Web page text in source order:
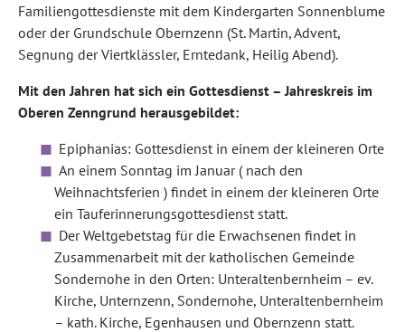
Familiengottesdienste mit dem Kindergarten Sonnenblume
oder der Grundschule Obernzenn (St. Martin, Advent,
Segnung der Viertklässler, Erntedank, Heilig Abend).
Mit den Jahren hat sich ein Gottesdienst – Jahreskreis im
Oberen Zenngrund herausgebildet:
Epiphanias: Gottesdienst in einem der kleineren Orte
An einem Sonntag im Januar ( nach den
Weihnachtsferien ) findet in einem der kleineren Orte
ein Tauferinnerungsgottesdienst statt.
Der Weltgebetstag für die Erwachsenen findet in
Zusammenarbeit mit der katholischen Gemeinde
Sondernohe in den Orten: Unteraltenbernheim – ev.
Kirche, Unternzenn, Sondernohe, Unteraltenbernheim
– kath. Kirche, Egenhausen und Obernzenn statt.